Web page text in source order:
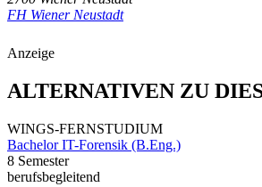
FH Wiener Neustadt
Anzeige
ALTERNATIVEN ZU
WINGS-FERNSTUDIUM
Bachelor IT-Forensik (B.Eng.)
8 Semester
berufsbegleitend